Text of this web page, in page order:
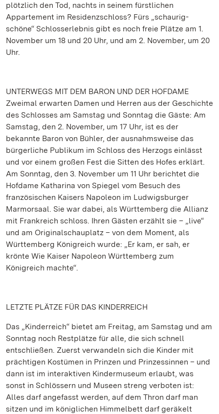
plötzlich den Tod, nachts in seinem fürstlichen
Appartement im Residenzschloss? Fürs „schaurig-
schöne“ Schlosserlebnis gibt es noch freie Plätze am 1.
November um 18 und 20 Uhr, und am 2. November, um 20
Uhr.
UNTERWEGS MIT DEM BARON UND DER HOFDAME
Zweimal erwarten Damen und Herren aus der Geschichte
des Schlosses am Samstag und Sonntag die Gäste: Am
Samstag, den 2. November, um 17 Uhr, ist es der
bekannte Baron von Bühler, der ausnahmsweise das
bürgerliche Publikum im Schloss des Herzogs einlässt
und vor einem großen Fest die Sitten des Hofes erklärt.
Am Sonntag, den 3. November um 11 Uhr berichtet die
Hofdame Katharina von Spiegel vom Besuch des
französischen Kaisers Napoleon im Ludwigsburger
Marmorsaal. Sie war dabei, als Württemberg die Allianz
mit Frankreich schloss. Ihren Gästen erzählt sie – „live“
und am Originalschauplatz – von dem Moment, als
Württemberg Königreich wurde: „Er kam, er sah, er
krönte Wie Kaiser Napoleon Württemberg zum
Königreich machte“.
LETZTE PLÄTZE FÜR DAS KINDERREICH
Das „Kinderreich“ bietet am Freitag, am Samstag und am
Sonntag noch Restplätze für alle, die sich schnell
entschließen. Zuerst verwandeln sich die Kinder mit
prächtigen Kostümen in Prinzen und Prinzessinnen – und
dann ist im interaktiven Kindermuseum erlaubt, was
sonst in Schlössern und Museen streng verboten ist:
Alles darf angefasst werden, auf dem Thron darf man
sitzen und im königlichen Himmelbett darf geräkelt